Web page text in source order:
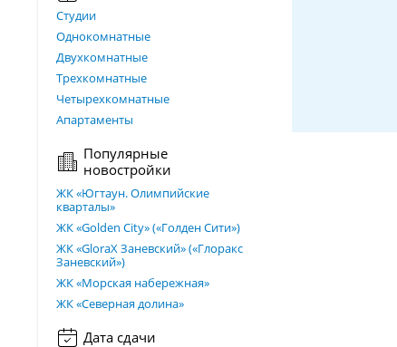
Студии
Однокомнатные
Двухкомнатные
Трехкомнатные
Четырехкомнатные
Апартаменты
Популярные
новостройки
ЖК «Югтаун. Олимпийские
кварталы»
ЖК «Golden City» («Голден Сити»)
ЖК «GloraX Заневский»​ («Глоракс
Заневский»)
ЖК «Морская набережная»
ЖК «Северная долина»
Дата сдачи